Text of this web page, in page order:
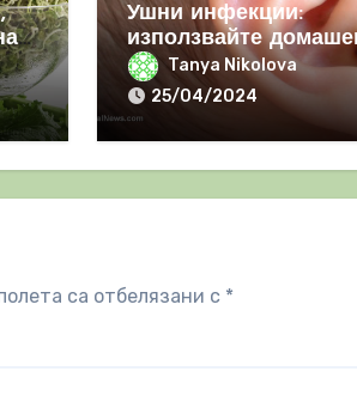
Ушни инфекции:
използвайте
лек от сок от чесън
Tanya Nikolova
25/04/2024
са отбелязани с *